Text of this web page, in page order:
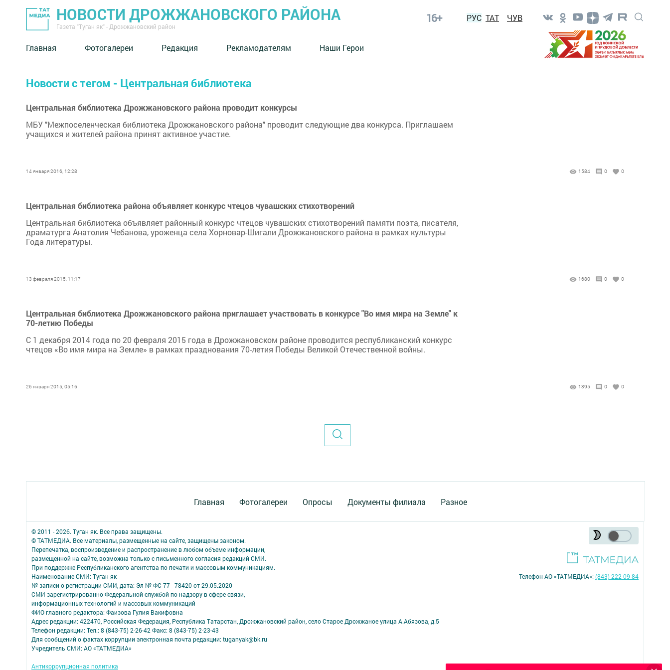
НОВОСТИ ДРОЖЖАНОВСКОГО РАЙОНА
Газета "Туган як" - Дрожжановский район
16+ РУС ТАТ ЧУВ
Главная Фотогалереи Редакция Рекламодателям Наши Герои
Новости с тегом - Центральная библиотека
Центральная библиотека Дрожжановского района проводит конкурсы
МБУ "Межпоселенческая библиотека Дрожжановского района" проводит следующие два конкурса. Приглашаем
учащихся и жителей района принят активное участие.
14 января 2016, 12:28 1584 0 0
Центральная библиотека района объявляет конкурс чтецов чувашских стихотворений
Центральная библиотека объявляет районный конкурс чтецов чувашских стихотворений памяти поэта, писателя,
драматурга Анатолия Чебанова, уроженца села Хорновар-Шигали Дрожжановского района в рамках культуры
Года литературы.
13 февраля 2015, 11:17 1680 0 0
Центральная библиотека Дрожжановского района приглашает участвовать в конкурсе "Во имя мира на Земле" к
70-летию Победы
С 1 декабря 2014 года по 20 февраля 2015 года в Дрожжановском районе проводится республиканский конкурс
чтецов «Во имя мира на Земле» в рамках празднования 70-летия Победы Великой Отечественной войны.
26 января 2015, 05:16 1395 0 0
Главная Фотогалереи Опросы Документы филиала Разное
© 2011 - 2026. Туган як. Все права защищены.
© ТАТМЕДИА. Все материалы, размещенные на сайте, защищены законом.
Перепечатка, воспроизведение и распространение в любом объеме информации,
размещенной на сайте, возможна только с письменного согласия редакций СМИ.
При поддержке Республиканского агентства по печати и массовым коммуникациям.
Наименование СМИ: Туган як
№ записи о регистрации СМИ, дата: Эл № ФС 77 - 78420 от 29.05.2020
СМИ зарегистрированно Федеральной службой по надзору в сфере связи,
информационных технологий и массовых коммуникаций
ФИО главного редактора: Фаизова Гулия Вакифовна
Адрес редакции: 422470, Российская Федерация, Республика Татарстан, Дрожжановский район, село Старое Дрожжаное улица А.Абязова, д.5
Телефон редакции: Тел.: 8 (843-75) 2-26-42 Факс: 8 (843-75) 2-23-43
Для сообщений о фактах коррупции электронная почта редакции: tuganyak@bk.ru
Учредитель СМИ: АО «ТАТМЕДИА»
Антикоррупционная политика
Телефон АО «ТАТМЕДИА»:(843) 222 09 84